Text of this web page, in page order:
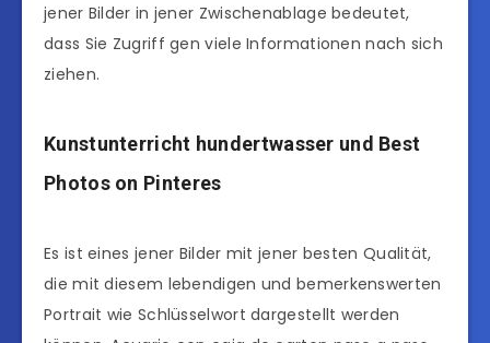
jener Bilder in jener Zwischenablage bedeutet,
dass Sie Zugriff gen viele Informationen nach sich
ziehen.
Kunstunterricht hundertwasser und Best
Photos on Pinteres
Es ist eines jener Bilder mit jener besten Qualität,
die mit diesem lebendigen und bemerkenswerten
Portrait wie Schlüsselwort dargestellt werden